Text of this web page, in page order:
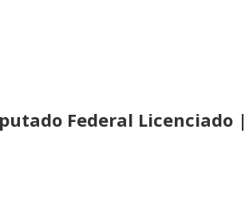
Federal Licenciado |